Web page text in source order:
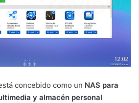
concebido como un NAS para
y almacén personal